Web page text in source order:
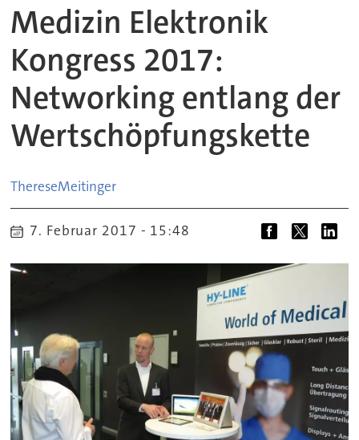
Medizin Elektronik
Kongress 2017:
Networking entlang der
Wertschöpfungskette
ThereseMeitinger
7. Februar 2017 - 15:48